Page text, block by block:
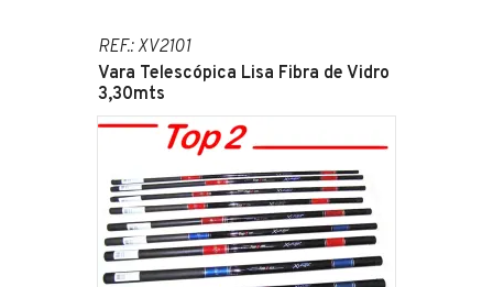
REF.: XV2101
Vara Telescópica Lisa Fibra de Vidro
3,30mts